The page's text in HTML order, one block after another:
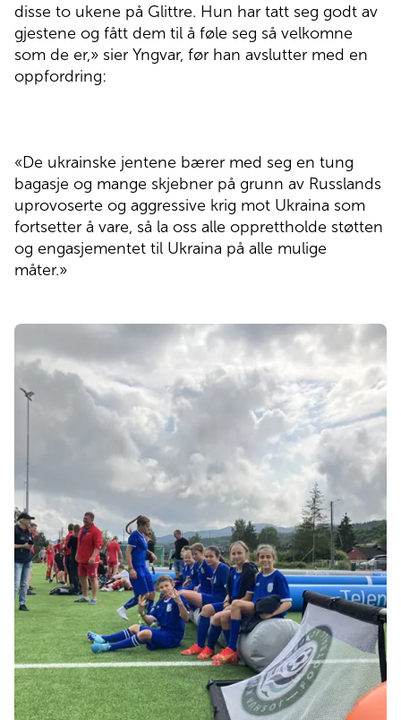
disse to ukene på Glittre. Hun har tatt seg godt av
gjestene og fått dem til å føle seg så velkomne
som de er,» sier Yngvar, før han avslutter med en
oppfordring:
«De ukrainske jentene bærer med seg en tung
bagasje og mange skjebner på grunn av Russlands
uprovoserte og aggressive krig mot Ukraina som
fortsetter å vare, så la oss alle opprettholde støtten
og engasjementet til Ukraina på alle mulige
måter.»